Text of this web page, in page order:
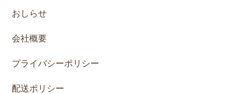
おしらせ
会社概要
プライバシーポリシー
配送ポリシー